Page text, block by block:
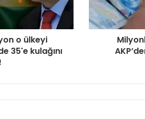
o ülkeyi
35'e kulağını